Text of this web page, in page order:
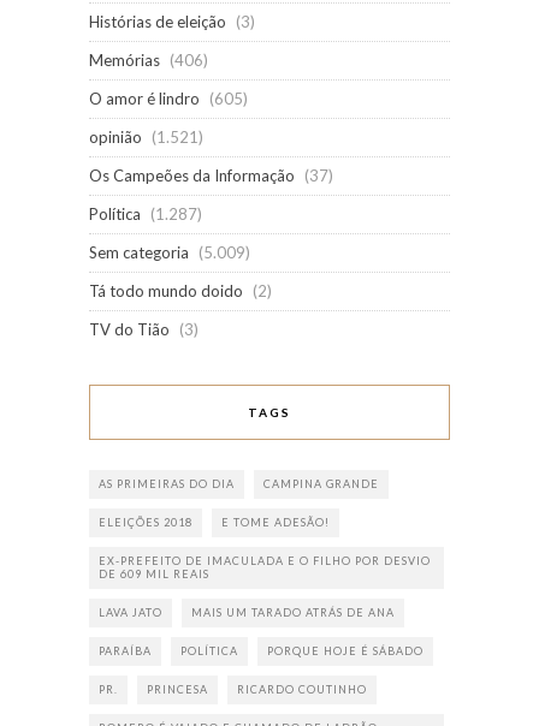
Histórias de eleição
(3)
Memórias (406)
O amor é lindro
(605)
opinião
(1.521)
Os Campeões da Informação
(37)
Política
(1.287)
Sem categoria
(5.009)
Tá todo mundo doido
(2)
TV do Tião
(3)
TAGS
AS PRIMEIRAS DO DIA CAMPINA GRANDE
ELEIÇÕES 2018 E TOME ADESÃO!
EX-PREFEITO DE IMACULADA E O FILHO POR DESVIO
DE 609 MIL REAIS
LAVA JATO MAIS UM TARADO ATRÁS DE ANA
PARAÍBA POLÍTICA PORQUE HOJE É SÁBADO
PR. PRINCESA RICARDO COUTINHO